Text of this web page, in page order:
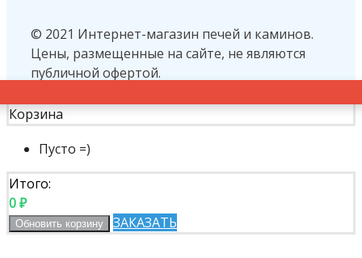
© 2021 Интернет-магазин печей и каминов.
Цены, размещенные на сайте, не являются
публичной офертой.
Корзина
Пусто =)
Итого:
0₽
Обновить корзину ЗАКАЗАТЬ